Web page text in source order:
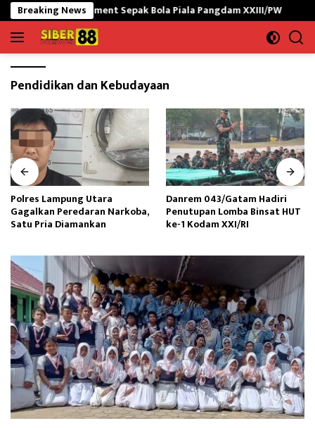
Langsung
ke
konten
Breaking News
Turnament Sepak Bola Piala Pangdam XXIII/PW Polres
Pendidikan dan Kebudayaan
Polres Lampung Utara
Gagalkan Peredaran Narkoba,
Satu Pria Diamankan
Danrem 043/Gatam Hadiri
Penutupan Lomba Binsat HUT
ke-1 Kodam XXI/RI